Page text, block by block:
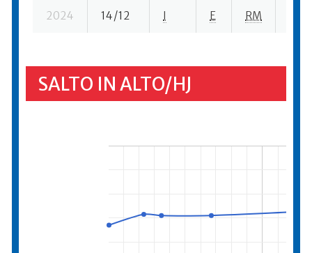
2024 14/12 I E RM
SALTO IN ALTO/HJ